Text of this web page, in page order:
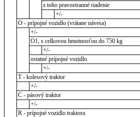
z toho pravostranné riadenie
+/-
O - prípojné vozidlo (vrátane návesa)
+/-
O1, s celkovou hmotnosťou do 750 kg
+/-
ostatné prípojné vozidlo
+/-
T - kolesový traktor
+/-
C - pásový traktor
+/-
R - prípojné vozidlo traktora